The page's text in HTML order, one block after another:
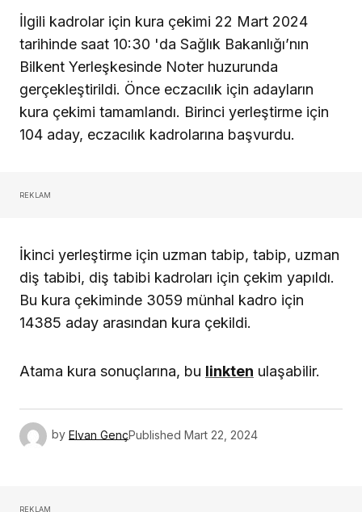
İlgili kadrolar için kura çekimi 22 Mart 2024
tarihinde saat 10:30 'da Sağlık Bakanlığı’nın
Bilkent Yerleşkesinde Noter huzurunda
gerçekleştirildi. Önce eczacılık için adayların
kura çekimi tamamlandı. Birinci yerleştirme için
104 aday, eczacılık kadrolarına başvurdu.
REKLAM
İkinci yerleştirme için uzman tabip, tabip, uzman
diş tabibi, diş tabibi kadroları için çekim yapıldı.
Bu kura çekiminde 3059 münhal kadro için
14385 aday arasından kura çekildi.
Atama kura sonuçlarına, bu linkten ulaşabilir.
by Elvan GençPublished Mart 22, 2024
REKLAM